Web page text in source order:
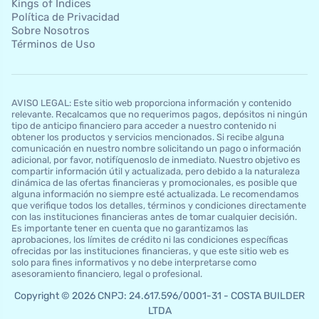
Kings of Indices
Política de Privacidad
Sobre Nosotros
Términos de Uso
AVISO LEGAL: Este sitio web proporciona información y contenido
relevante. Recalcamos que no requerimos pagos, depósitos ni ningún
tipo de anticipo financiero para acceder a nuestro contenido ni
obtener los productos y servicios mencionados. Si recibe alguna
comunicación en nuestro nombre solicitando un pago o información
adicional, por favor, notifíquenoslo de inmediato. Nuestro objetivo es
compartir información útil y actualizada, pero debido a la naturaleza
dinámica de las ofertas financieras y promocionales, es posible que
alguna información no siempre esté actualizada. Le recomendamos
que verifique todos los detalles, términos y condiciones directamente
con las instituciones financieras antes de tomar cualquier decisión.
Es importante tener en cuenta que no garantizamos las
aprobaciones, los límites de crédito ni las condiciones específicas
ofrecidas por las instituciones financieras, y que este sitio web es
solo para fines informativos y no debe interpretarse como
asesoramiento financiero, legal o profesional.
Copyright © 2026 CNPJ: 24.617.596/0001-31 - COSTA BUILDER
LTDA